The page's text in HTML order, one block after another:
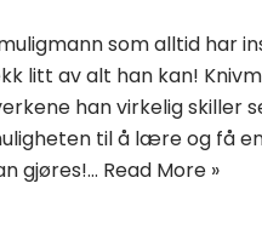
som alltid har
litt av alt han kan!
han virkelig skiller
til å lære og få
gjøres!… Read More »